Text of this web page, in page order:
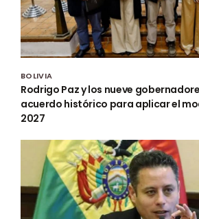
BOLIVIA
Rodrigo Paz y los nueve
acuerdo histórico para aplicar el
2027